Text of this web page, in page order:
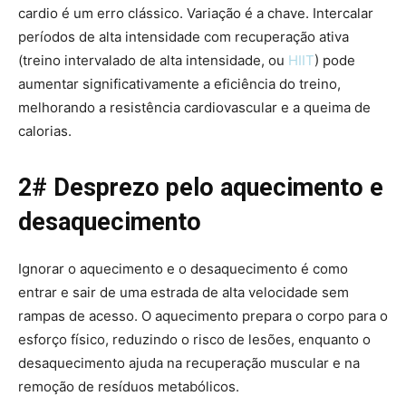
cardio é um erro clássico. Variação é a chave. Intercalar
períodos de alta intensidade com recuperação ativa
(treino intervalado de alta intensidade, ou HIIT) pode
aumentar significativamente a eficiência do treino,
melhorando a resistência cardiovascular e a queima de
calorias.
2# Desprezo pelo aquecimento e
desaquecimento
Ignorar o aquecimento e o desaquecimento é como
entrar e sair de uma estrada de alta velocidade sem
rampas de acesso. O aquecimento prepara o corpo para o
esforço físico, reduzindo o risco de lesões, enquanto o
desaquecimento ajuda na recuperação muscular e na
remoção de resíduos metabólicos.